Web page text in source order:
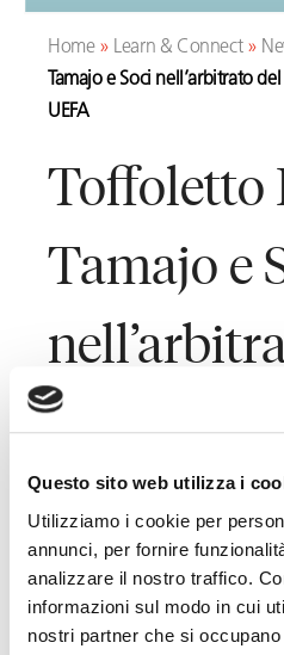
Questo sito web utilizza i
Utilizziamo i cookie per
annunci, per fornire
analizzare il nostro traffico.
informazioni sul modo in cui
nostri partner che si
Home» Learn & Connect»
Tamajo e Soci nell’arbitrato
UEFA
Toffoletto
Tamajo e
Genoa
licenza